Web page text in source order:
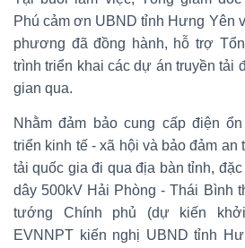
Phú cảm ơn UBND tỉnh Hưng Yên
phương đã đồng hành, hỗ trợ
trình triển khai các dự án truyền tải
gian qua.
Nhằm đảm bảo cung cấp điện
triển kinh tế - xã hội và bảo đảm
tải quốc gia đi qua địa bàn tỉnh,
dây 500kV Hải Phòng - Thái Bình
tướng Chính phủ (dự kiến
EVNNPT kiến nghị UBND tỉnh